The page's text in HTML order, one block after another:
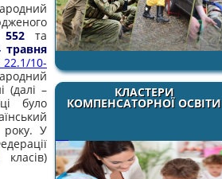
КЛАСТЕРИ
КОМПЕНСАТОРНОЇ ОСВІТИ
та
травня
10-
(далі –
було
року. У
класів)